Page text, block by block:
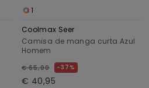
1
Coolmax Seer
Camisa de manga curta Azul
Homem
€ 65,00 37%
€ 40,95